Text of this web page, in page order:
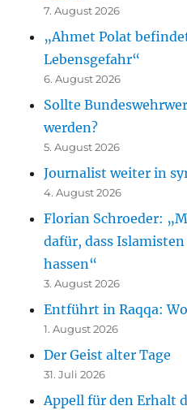
7. August 2026
„Ahmet Polat
Lebensgefahr“
6. August 2026
Sollte
werden?
5. August 2026
Journalist weiter in
4. August 2026
Florian Schroeder:
dafür, dass
hassen“
3. August 2026
Entführt in Raqqa:
1. August 2026
Der Geist alter Tage
31. Juli 2026
Appell für den Erhalt